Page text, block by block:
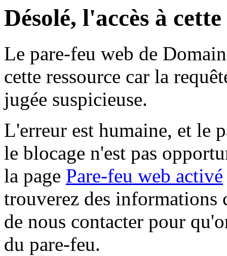
Désolé, l'accès à
Le pare-feu web de
cette ressource car la
jugée suspicieuse.
L'erreur est humaine, et le
le blocage n'est pas
la page Pare-feu web activé
trouverez des informations
de nous contacter pour
du pare-feu.